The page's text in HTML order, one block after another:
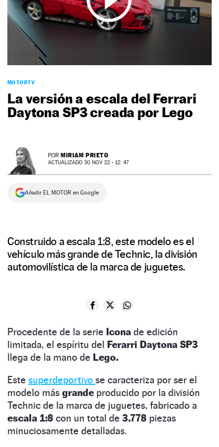
NEWSLETTER
MOTORTV
La versión a escala del Ferrari
Daytona SP3 creada por Lego
POR MIRIAM PRIETO
ACTUALIZADO 30 NOV 22 - 12: 47
Añadir EL MOTOR en Google
Construido a escala 1:8, este modelo es el
vehículo más grande de Technic, la división
automovilística de la marca de juguetes.
Procedente de la serie Icona de edición
limitada, el espíritu del Ferarri Daytona SP3
llega de la mano de Lego.
Este superdeportivo se caracteriza por ser el
modelo más grande producido por la división
Technic de la marca de juguetes, fabricado a
escala 1:8 con un total de 3.778 piezas
minuciosamente detalladas.